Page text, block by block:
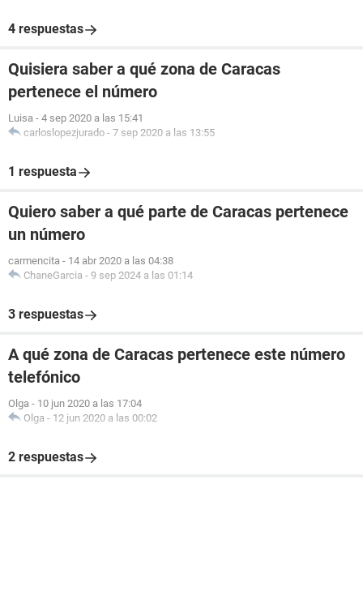
4 respuestas
Quisiera saber a qué zona de Caracas
pertenece el número
Luisa - 4 sep 2020 a las 15:41
carloslopezjurado - 7 sep 2020 a las 13:55
1 respuesta
Quiero saber a qué parte de Caracas pertenece
un número
carmencita - 14 abr 2020 a las 04:38
ChaneGarcia - 9 sep 2024 a las 01:14
3 respuestas
A qué zona de Caracas pertenece este número
telefónico
Olga - 10 jun 2020 a las 17:04
Olga - 12 jun 2020 a las 00:02
2 respuestas